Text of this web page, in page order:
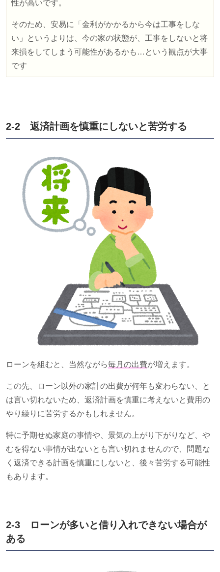
性が高いです。
そのため、安易に「金利がかかるから今は工事をしな
い」というよりは、今の家の状態が、工事をしないと将
来損をしてしまう可能性があるかも…という観点が大事
です
2-2 返済計画を慎重にしないと苦労する
ローンを組むと、当然ながら毎月の出費が増えます。
この先、ローン以外の家計の出費が何年も変わらない、と
は言い切れないため、返済計画を慎重に考えないと費用の
やり繰りに苦労するかもしれません。
特に予期せぬ家庭の事情や、景気の上がり下がりなど、や
むを得ない事情が出ないとも言い切れませんので、問題な
く返済できる計画を慎重にしないと、後々苦労する可能性
もあります。
2-3 ローンが多いと借り入れできない場合が
ある